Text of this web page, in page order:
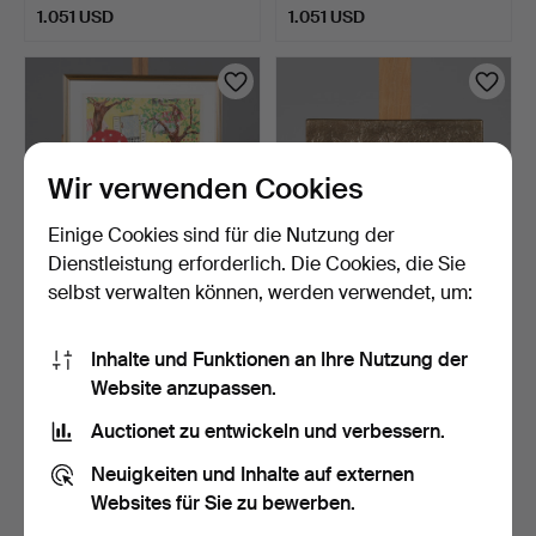
1.051 USD 1.051 USD
sowie n…
9 Tage
32 USD
signiert D…
9 Tage
53 USD
Wir verwenden Cookies
Einige Cookies sind für die Nutzung der
Dienstleistung erforderlich. Die Cookies, die Sie
selbst verwalten können, werden verwendet, um:
Inhalte und Funktionen an Ihre Nutzung der
Website anzupassen.
Auctionet zu entwickeln und verbessern.
Neuigkeiten und Inhalte auf externen
Websites für Sie zu bewerben.